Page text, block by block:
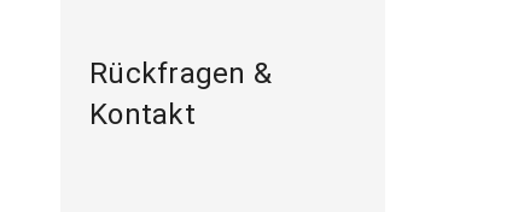
Rückfragen &
Kontakt